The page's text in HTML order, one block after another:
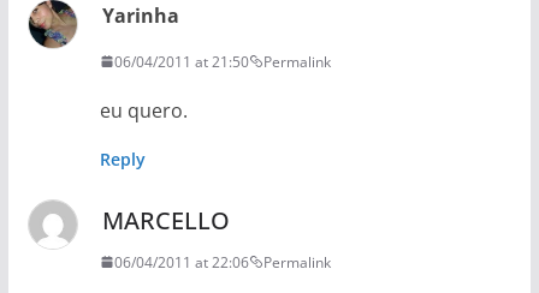
Yarinha
06/04/2011 at 21:50 Permalink
eu quero.
Reply
MARCELLO
06/04/2011 at 22:06 Permalink